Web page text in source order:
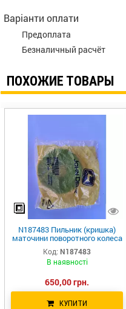
Варіанти оплати
Предоплата
Безналичный расчёт
ПОХОЖИЕ ТОВАРЫ
N187483 Пильник (кришка)
маточини поворотного колеса
john Deere
Код: N187483
В наявності
650,00 грн.
КУПИТИ